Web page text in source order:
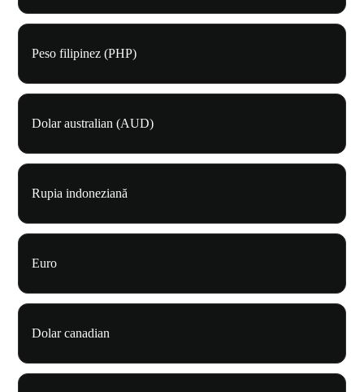
Peso filipinez (PHP)
Dolar australian (AUD)
Rupia indoneziană
Euro
Dolar canadian